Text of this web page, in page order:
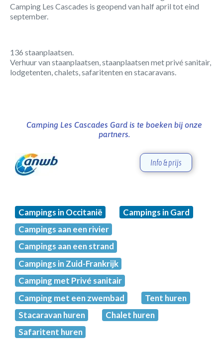
Camping Les Cascades is geopend van half april tot eind
september.
136 staanplaatsen.
Verhuur van staanplaatsen, staanplaatsen met privé sanitair,
lodgetenten, chalets, safaritenten en stacaravans.
Camping Les Cascades Gard is te boeken bij onze
partners.
Info & prijs
Campings in Occitanië
Campings in Gard
Campings aan een rivier
Campings aan een strand
Campings in Zuid-Frankrijk
Camping met Privé sanitair
Camping met een zwembad
Tent huren
Stacaravan huren
Chalet huren
Safaritent huren